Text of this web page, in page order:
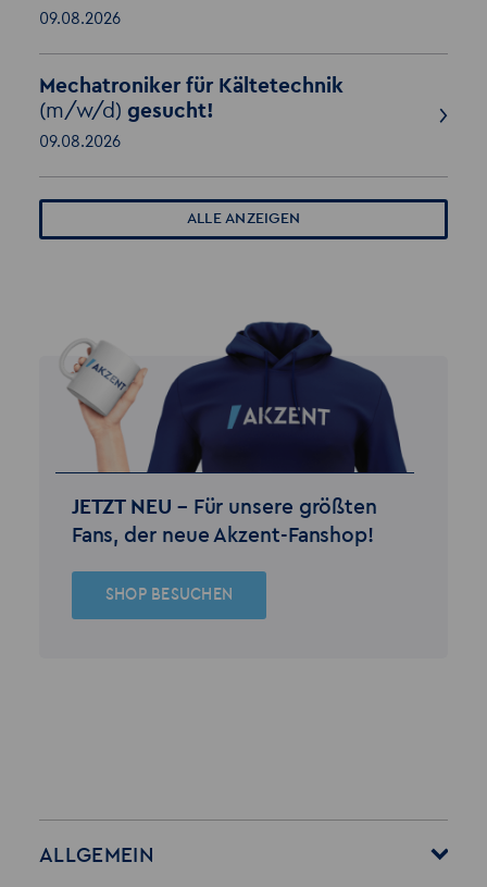
09.08.2026
Mechatroniker für Kältetechnik
(m/w/d) gesucht!
09.08.2026
ALLE ANZEIGEN
JETZT NEU – Für unsere größten
Fans, der neue Akzent-Fanshop!
SHOP BESUCHEN
ALLGEMEIN